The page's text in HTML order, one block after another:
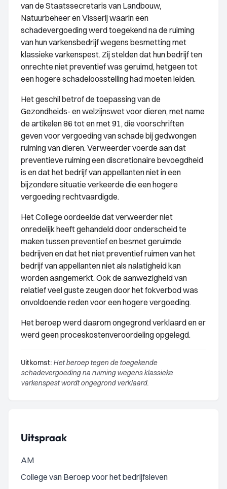
van de Staatssecretaris van Landbouw,
Natuurbeheer en Visserij waarin een
schadevergoeding werd toegekend na de ruiming
van hun varkensbedrijf wegens besmetting met
klassieke varkenspest. Zij stelden dat hun bedrijf ten
onrechte niet preventief was geruimd, hetgeen tot
een hogere schadeloosstelling had moeten leiden.
Het geschil betrof de toepassing van de
Gezondheids- en welzijnswet voor dieren, met name
de artikelen 86 tot en met 91, die voorschriften
geven voor vergoeding van schade bij gedwongen
ruiming van dieren. Verweerder voerde aan dat
preventieve ruiming een discretionaire bevoegdheid
is en dat het bedrijf van appellanten niet in een
bijzondere situatie verkeerde die een hogere
vergoeding rechtvaardigde.
Het College oordeelde dat verweerder niet
onredelijk heeft gehandeld door onderscheid te
maken tussen preventief en besmet geruimde
bedrijven en dat het niet preventief ruimen van het
bedrijf van appellanten niet als nalatigheid kan
worden aangemerkt. Ook de aanwezigheid van
relatief veel guste zeugen door het fokverbod was
onvoldoende reden voor een hogere vergoeding.
Het beroep werd daarom ongegrond verklaard en er
werd geen proceskostenveroordeling opgelegd.
Uitkomst: Het beroep tegen de toegekende
schadevergoeding na ruiming wegens klassieke
varkenspest wordt ongegrond verklaard.
Uitspraak
AM
College van Beroep voor het bedrijfsleven